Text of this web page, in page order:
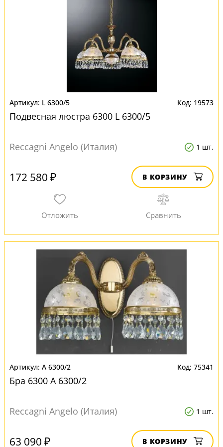
L 6300/5 19573
Подвесная люстра 6300 L 6300/5
Reccagni Angelo (Италия) 1 шт.
172 580 ₽ В КОРЗИНУ
A 6300/2 75341
Бра 6300 A 6300/2
Reccagni Angelo (Италия) 1 шт.
63 090 ₽ В КОРЗИНУ